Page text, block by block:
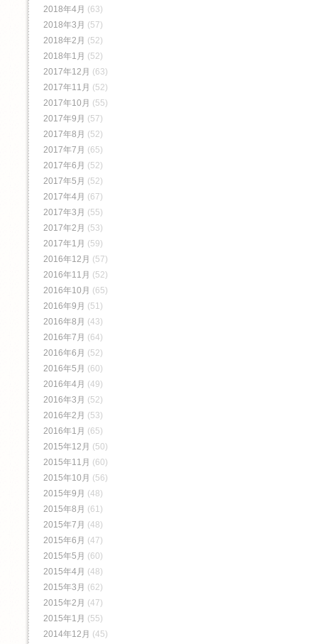
2018年4月 (63)
2018年3月 (57)
2018年2月 (52)
2018年1月 (52)
2017年12月 (63)
2017年11月 (52)
2017年10月 (55)
2017年9月 (57)
2017年8月 (52)
2017年7月 (65)
2017年6月 (52)
2017年5月 (52)
2017年4月 (67)
2017年3月 (55)
2017年2月 (53)
2017年1月 (59)
2016年12月 (57)
2016年11月 (52)
2016年10月 (65)
2016年9月 (51)
2016年8月 (43)
2016年7月 (64)
2016年6月 (52)
2016年5月 (60)
2016年4月 (49)
2016年3月 (52)
2016年2月 (53)
2016年1月 (65)
2015年12月 (50)
2015年11月 (60)
2015年10月 (56)
2015年9月 (48)
2015年8月 (61)
2015年7月 (48)
2015年6月 (47)
2015年5月 (60)
2015年4月 (48)
2015年3月 (62)
2015年2月 (47)
2015年1月 (55)
2014年12月 (45)